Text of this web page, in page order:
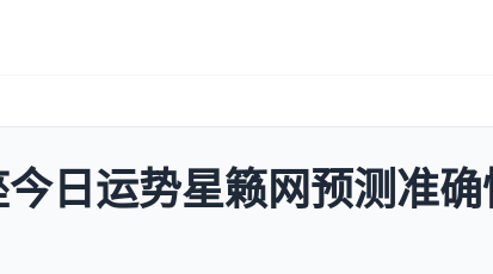
日运势星籁网预测准